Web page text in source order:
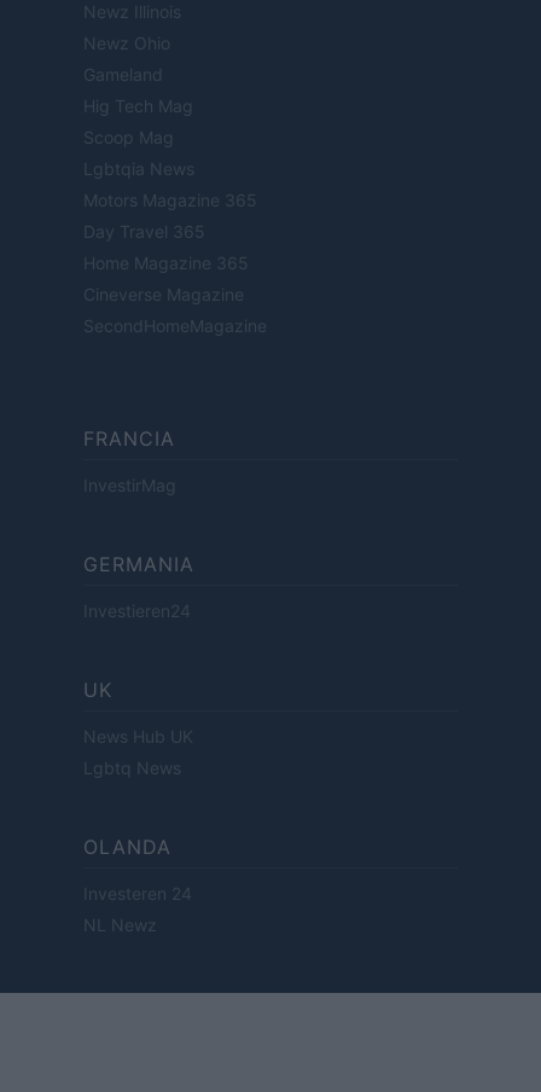
Newz Illinois
Newz Ohio
Gameland
Hig Tech Mag
Scoop Mag
Lgbtqia News
Motors Magazine 365
Day Travel 365
Home Magazine 365
Cineverse Magazine
SecondHomeMagazine
FRANCIA
InvestirMag
GERMANIA
Investieren24
UK
News Hub UK
Lgbtq News
OLANDA
Investeren 24
NL Newz